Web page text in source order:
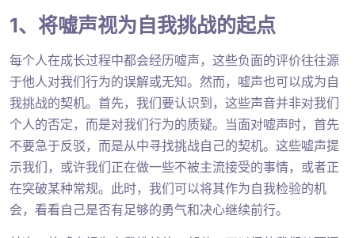
1、将嘘声视为自我挑战的起点
每个人在成长过程中都会经历嘘声，这些负面的评价往往源
于他人对我们行为的误解或无知。然而，嘘声也可以成为自
我挑战的契机。首先，我们要认识到，这些声音并非对我们
个人的否定，而是对我们行为的质疑。当面对嘘声时，首先
不要急于反驳，而是从中寻找挑战自己的契机。这些嘘声提
示我们，或许我们正在做一些不被主流接受的事情，或者正
在突破某种常规。此时，我们可以将其作为自我检验的机
会，看看自己是否有足够的勇气和决心继续前行。